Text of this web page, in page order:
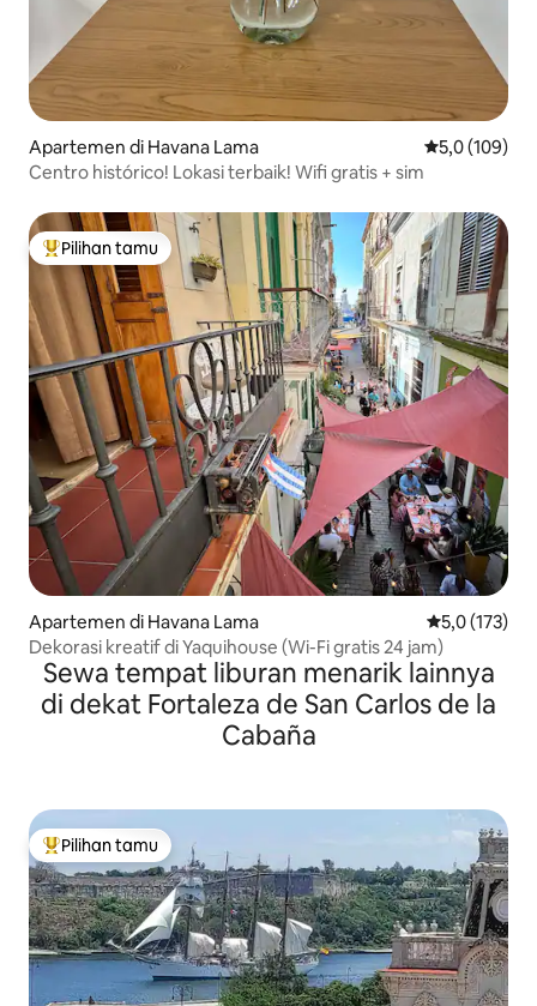
Apartemen di Havana Lama Nilai rata-rata
5,0 (109)
Centro histórico! Lokasi terbaik! Wifi gratis + sim
Pilihan tamu terpopuler
Pilihan tamu
Apartemen di Havana Lama Nilai rata-
5,0 (173)
Dekorasi kreatif di Yaquihouse (Wi-Fi gratis 24 jam)
Sewa tempat liburan menarik lainnya
di dekat Fortaleza de San Carlos de la
Cabaña
Pilihan tamu terpopuler
Pilihan tamu